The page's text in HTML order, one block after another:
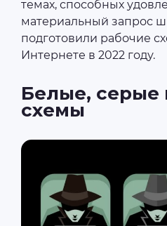
темах, способных
материальный запрос
подготовили рабочие
Интернете в 2022 году.
Белые, серые
схемы